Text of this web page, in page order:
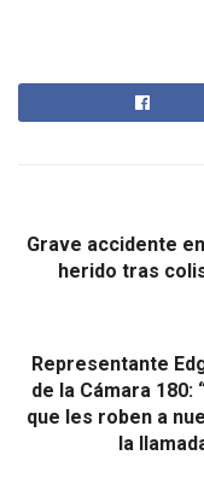
Grave accidente
herido tras
Representante
de la Cámara 180:
que les roben a
la